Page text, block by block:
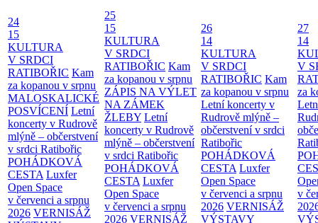
24
15
KULTURA
V SRDCI
RATIBOŘIC Kam
za kopanou v srpnu
MALOSKALICKÉ
POSVÍCENÍ Letní
koncerty v Rudrově
mlýně – občerstvení
v srdci Ratibořic
POHÁDKOVÁ
CESTA Luxfer
Open Space
v červenci a srpnu
2026 VERNISÁŽ
25
15
KULTURA
V SRDCI
RATIBOŘIC Kam
za kopanou v srpnu
ZÁPIS NA VÝLET
NA ZÁMEK
ŽLEBY Letní
koncerty v Rudrově
mlýně – občerstvení
v srdci Ratibořic
POHÁDKOVÁ
CESTA Luxfer
Open Space
v červenci a srpnu
2026 VERNISÁŽ
26
14
KULTURA
V SRDCI
RATIBOŘIC Kam
za kopanou v srpnu
Letní koncerty v
Rudrově mlýně –
občerstvení v srdci
Ratibořic
POHÁDKOVÁ
CESTA Luxfer
Open Space
v červenci a srpnu
2026 VERNISÁŽ
VÝSTAVY
27
14
V
za
v